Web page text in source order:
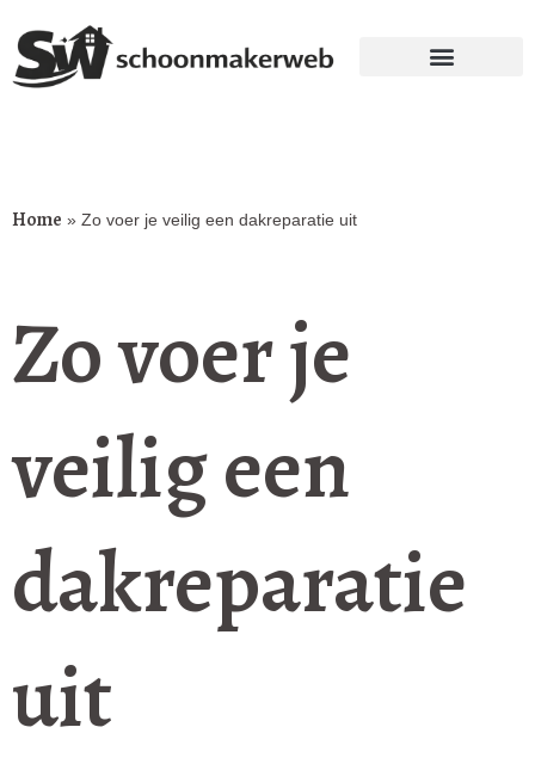
Home » Zo voer je veilig een dakreparatie uit
Zo voer je
veilig een
dakreparatie
uit